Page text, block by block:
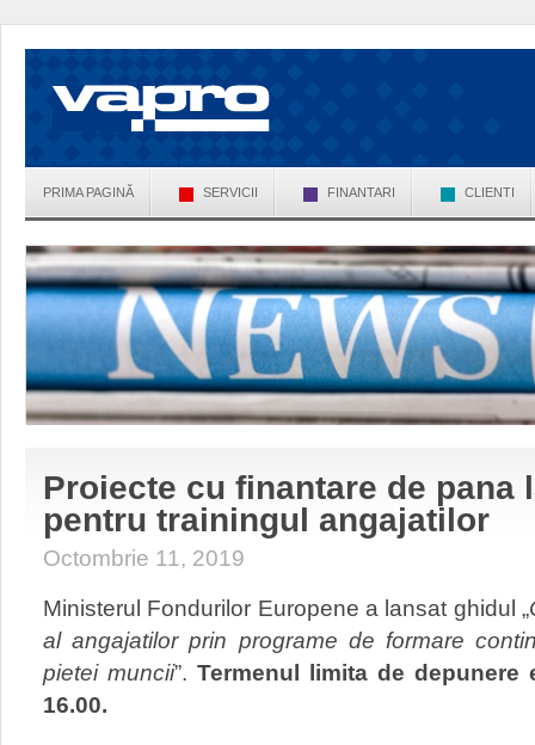
PRIMA PAGINĂ SERVICII FINANTARI CLIENTI
Proiecte cu finantare de pana
pentru trainingul angajatilor
Octombrie 11, 2019
Ministerul Fondurilor Europene a lansat ghidul „
al angajatilor prin programe de formare
pietei muncii”. Termenul limita de depunere
16.00.